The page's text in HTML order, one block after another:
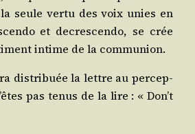
seule ver­tu des voix unies en
et decres­cen­do, se crée
intime de la communion.
dis­tri­buée la lettre au per­cep­
pas tenus de la lire : « Don’t